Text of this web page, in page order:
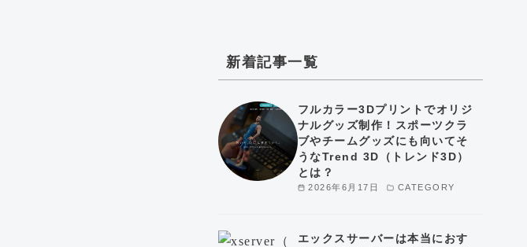
新着記事一覧
2026年6月17日 CATEGORY
フルカラー3Dプリントでオリジ
ナルグッズ制作！スポーツクラ
ブやチームグッズにも向いてそ
うなTrend 3D（トレンド3D）
とは？
エックスサーバーは本当におす